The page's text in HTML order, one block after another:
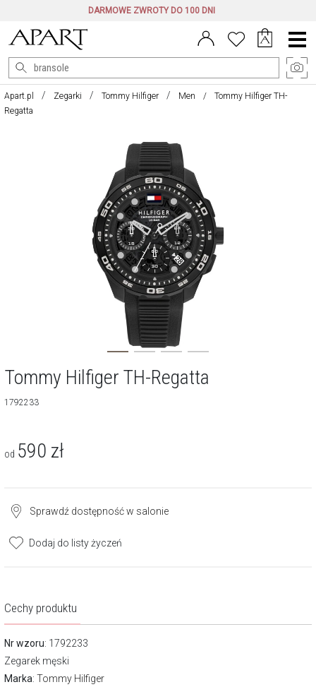
DARMOWE ZWROTY DO 100 DNI
Menu
główne
Apart.pl Zegarki Tommy Hilfiger Men
Tommy Hilfiger TH-
Regatta
Cechy produktu
Nr wzoru: 1792233
Zegarek męski
Marka: Tommy Hilfiger
Tommy Hilfiger TH-Regatta
1792233
od 590 zł
Sprawdź dostępność w salonie
Dodaj do listy życzeń